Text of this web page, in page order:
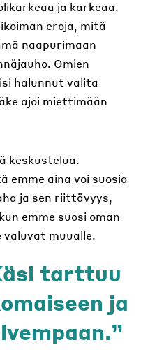
ja karkeaa.
eroja, mitä
naapurimaan
Omien
halunnut valita
ajoi miettimään
keskustelua.
aina voi suosia
ja sen riittävyys,
emme suosi oman
muualle.
tarttuu
ja